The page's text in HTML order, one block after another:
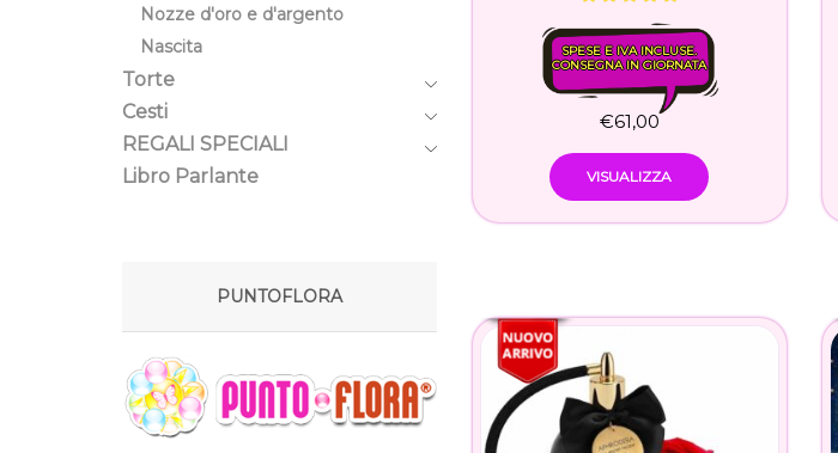
SPESE E IVA INCLUSE.
CONSEGNA IN GIORNATA
€61,00
VISUALIZZA
Nozze d'oro e d'argento
Nascita
Torte
Cesti
REGALI SPECIALI
Libro Parlante
PUNTOFLORA